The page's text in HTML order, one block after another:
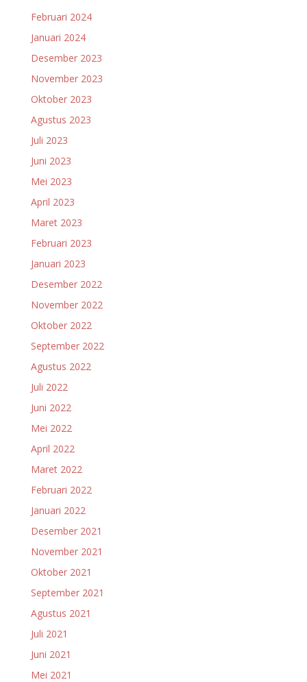
Februari 2024
Januari 2024
Desember 2023
November 2023
Oktober 2023
Agustus 2023
Juli 2023
Juni 2023
Mei 2023
April 2023
Maret 2023
Februari 2023
Januari 2023
Desember 2022
November 2022
Oktober 2022
September 2022
Agustus 2022
Juli 2022
Juni 2022
Mei 2022
April 2022
Maret 2022
Februari 2022
Januari 2022
Desember 2021
November 2021
Oktober 2021
September 2021
Agustus 2021
Juli 2021
Juni 2021
Mei 2021